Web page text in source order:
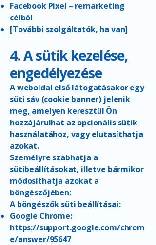
Facebook Pixel – remarketing
célból
[További szolgáltatók, ha van]
4. A sütik kezelése,
engedélyezése
A weboldal első látogatásakor egy
süti sáv (cookie banner) jelenik
meg, amelyen keresztül Ön
hozzájárulhat az opcionális sütik
használatához, vagy elutasíthatja
azokat.
Személyre szabhatja a
sütibeállításokat, illetve bármikor
módosíthatja azokat a
böngészőjében:
A böngészők süti beállításai:
Google Chrome:
https://support.google.com/chrom
e/answer/95647